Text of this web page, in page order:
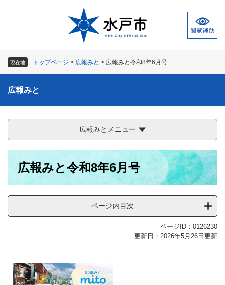
現在地 トップページ > 広報みと > 広報みと令和8年6月号
広報みと
広報みとメニュー
広報みと令和8年6月号
ページ内目次
ページID：0126230
更新日：2026年5月26日更新